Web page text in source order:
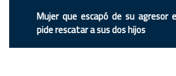
Mujer que escapó de su agresor
pide rescatar a sus dos hijos